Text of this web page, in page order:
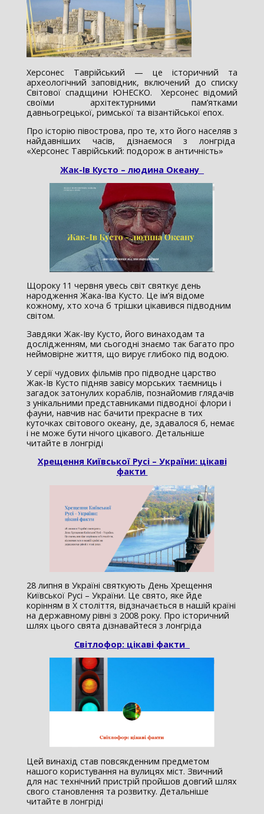
Херсонес Таврійський — це історичний та
археологічний заповідник, включений до списку
Світової спадщини ЮНЕСКО. Херсонес відомий
своїми архітектурними пам’ятками
давньогрецької, римської та візантійської епох.
Про історію півострова, про те, хто його населяв з
найдавніших часів, дізнаємося з лонгріда
«Херсонес Таврійський: подорож в античність»
Жак-Ів Кусто – людина Океану
Щороку 11 червня увесь світ святкує день
народження Жака-Іва Кусто. Це ім’я відоме
кожному, хто хоча б трішки цікавився підводним
світом.
Завдяки Жак-Іву Кусто, його винаходам та
дослідженням, ми сьогодні знаємо так багато про
неймовірне життя, що вирує глибоко під водою.
У серії чудових фільмів про підводне царство
Жак-Ів Кусто підняв завісу морських таємниць і
загадок затонулих кораблів, познайомив глядачів
з унікальними представниками підводної флори і
фауни, навчив нас бачити прекрасне в тих
куточках світового океану, де, здавалося б, немає
і не може бути нічого цікавого. Детальніше
читайте в лонгріді
Хрещення Київської Русі – України: цікаві
факти
28 липня в Україні святкують День Хрещення
Київської Русі – України. Це свято, яке йде
корінням в X століття, відзначається в нашій країні
на державному рівні з 2008 року. Про історичний
шлях цього свята дізнавайтеся з лонгріда
Світлофор: цікаві факти
Цей винахiд став повсякденним предметом
нашого користування на вулицях мiст. Звичний
для нас технічний пристрiй пройшов довгий шлях
свого становлення та розвитку. Детальніше
читайте в лонгріді